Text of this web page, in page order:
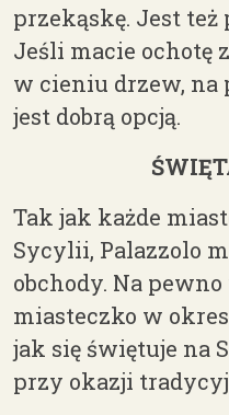
przekąskę. Jest też
Jeśli macie ochotę
w cieniu drzew,
jest dobrą opcją.
Tak jak każde
Sycylii, Palazzolo
obchody. Na
miasteczko w
jak się świętuje na
przy okazji